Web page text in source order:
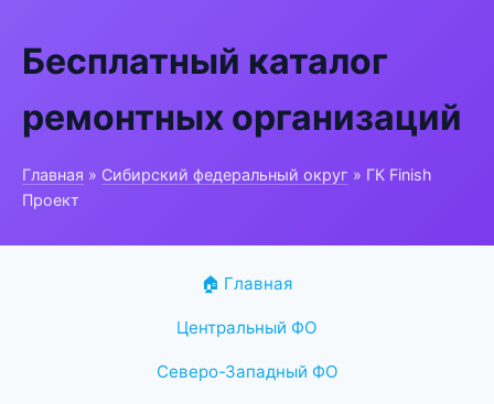
Бесплатный каталог
ремонтных организаций
Главная » Сибирский федеральный округ » ГК Finish
Проект
🏠 Главная
Центральный ФО
Северо-Западный ФО